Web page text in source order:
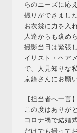
らのニーズに応
撮りができました
お衣裳に力を入
人達からも褒め
撮影当日は緊張
イリスト・ヘア
で、人見知りな
京鐘さんにお願
【担当者へ一言】
この度はありが
コロナ禍で結婚
だけでも撮って